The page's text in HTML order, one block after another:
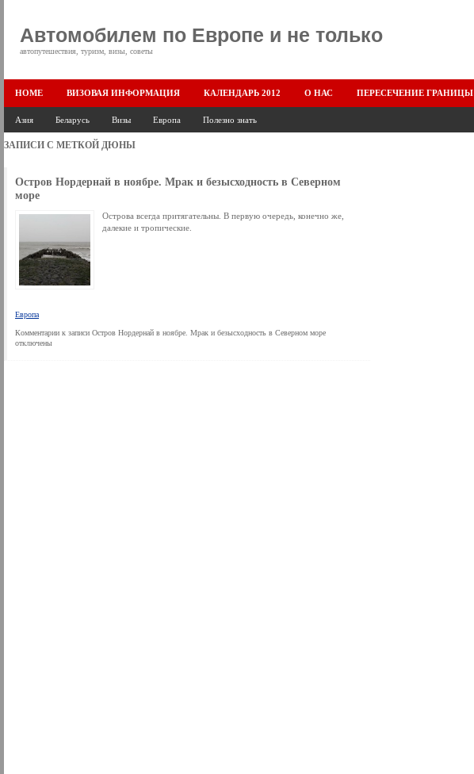
Автомобилем по Европе и не только
автопутешествия, туризм, визы, советы
HOME ВИЗОВАЯ ИНФОРМАЦИЯ КАЛЕНДАРЬ 2012 О НАС ПЕРЕСЕЧЕНИЕ ГРАНИЦЫ
Азия Беларусь Визы Европа Полезно знать
ЗАПИСИ С МЕТКОЙ ДЮНЫ
Остров Нордернай в ноябре. Мрак и безысходность в Северном
море
Острова всегда притягательны. В первую очередь, конечно же,
далекие и тропические.
Европа
Комментарии к записи Остров Нордернай в ноябре. Мрак и безысходность в Северном море
отключены